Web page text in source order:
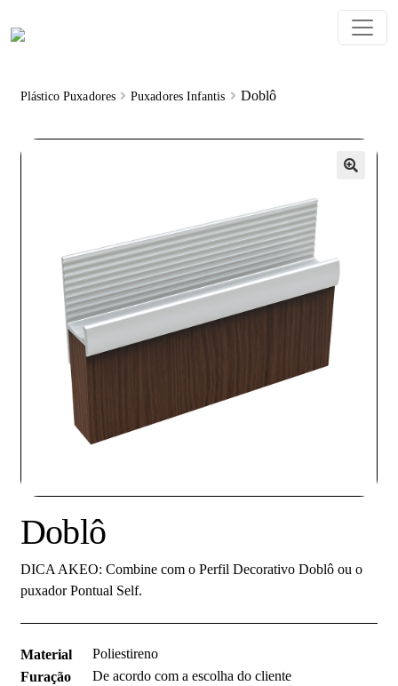
Plástico Puxadores Puxadores Infantis Doblô
Doblô
DICA AKEO: Combine com o Perfil Decorativo Doblô ou o
puxador Pontual Self.
Material
Poliestireno
Furação
De acordo com a escolha do cliente